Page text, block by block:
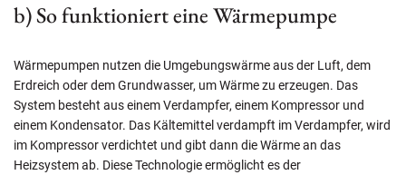
b) So funktioniert eine Wärmepumpe
Wärmepumpen nutzen die Umgebungswärme aus der Luft, dem
Erdreich oder dem Grundwasser, um Wärme zu erzeugen. Das
System besteht aus einem Verdampfer, einem Kompressor und
einem Kondensator. Das Kältemittel verdampft im Verdampfer, wird
im Kompressor verdichtet und gibt dann die Wärme an das
Heizsystem ab. Diese Technologie ermöglicht es der